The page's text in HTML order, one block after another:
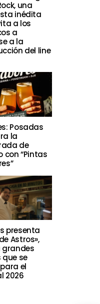
una
inédita
a los
a
a la
del line
Posadas
la
de
con “Pintas
presenta
Astros»,
grandes
se
el
2026